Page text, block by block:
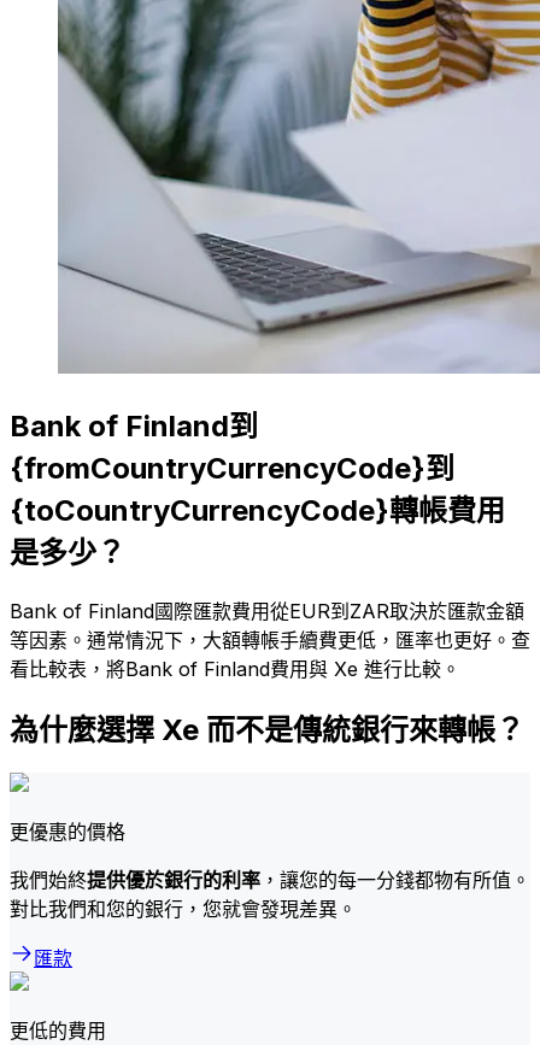
Bank of Finland到
{fromCountryCurrencyCode}到
{toCountryCurrencyCode}轉帳費用
是多少？
Bank of Finland國際匯款費用從EUR到ZAR取決於匯款金額
等因素。通常情況下，大額轉帳手續費更低，匯率也更好。查
看比較表，將Bank of Finland費用與 Xe 進行比較。
為什麼選擇 Xe 而不是傳統銀行來轉帳？
更優惠的價格
我們始終提供優於銀行的利率 ，讓您的每一分錢都物有所值。
對比我們和您的銀行，您就會發現差異。
匯款
更低的費用